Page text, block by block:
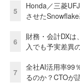
5
Honda／三菱
させた
6
財務・会計DX
入でも予実差異
7
全社AI活用率99
るのか？CTOが